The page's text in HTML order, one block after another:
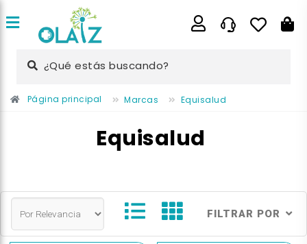
¿Qué estás buscando?
Página principal Marcas Equisalud
Equisalud
FILTRAR POR